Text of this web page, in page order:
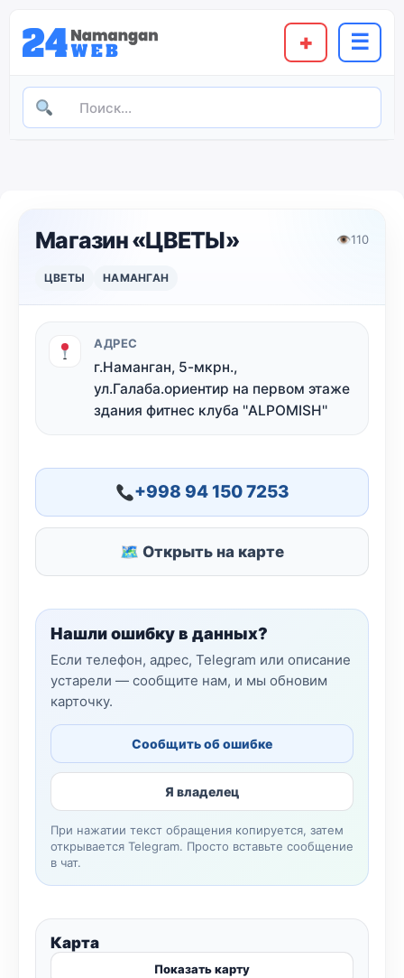
+ ☰
Магазин «ЦВЕТЫ» 👁110
ЦВЕТЫ НАМАНГАН
АДРЕС
г.Наманган, 5-мкрн.,
ул.Галаба.ориентир на первом этаже
здания фитнес клуба ''ALPOMISH''
+998 94 150 7253
🗺 Открыть на карте
Нашли ошибку в данных?
Если телефон, адрес, Telegram или описание
устарели — сообщите нам, и мы обновим
карточку.
Сообщить об ошибке
Я владелец
При нажатии текст обращения копируется, затем
открывается Telegram. Просто вставьте сообщение
в чат.
Карта
Показать карту